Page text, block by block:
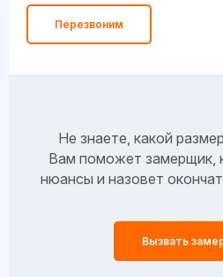
Перезвоним
Не знаете, какой
Вам поможет замерщик,
нюансы и назовет
Вызвать